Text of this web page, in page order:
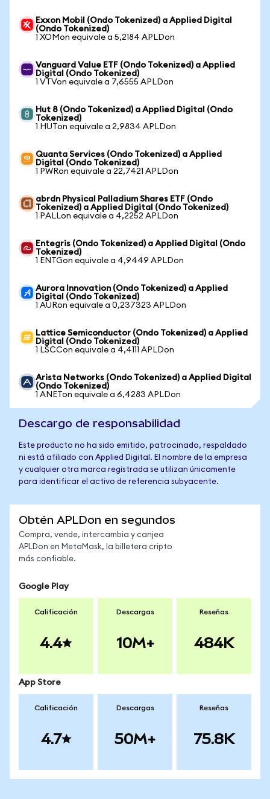
Exxon Mobil (Ondo Tokenized) a Applied Digital
(Ondo Tokenized)
1 XOMon equivale a 5,2184 APLDon
Vanguard Value ETF (Ondo Tokenized) a Applied
Digital (Ondo Tokenized)
1 VTVon equivale a 7,6555 APLDon
Hut 8 (Ondo Tokenized) a Applied Digital (Ondo
Tokenized)
1 HUTon equivale a 2,9834 APLDon
Quanta Services (Ondo Tokenized) a Applied
Digital (Ondo Tokenized)
1 PWRon equivale a 22,7421 APLDon
abrdn Physical Palladium Shares ETF (Ondo
Tokenized) a Applied Digital (Ondo Tokenized)
1 PALLon equivale a 4,2252 APLDon
Entegris (Ondo Tokenized) a Applied Digital (Ondo
Tokenized)
1 ENTGon equivale a 4,9449 APLDon
Aurora Innovation (Ondo Tokenized) a Applied
Digital (Ondo Tokenized)
1 AURon equivale a 0,237323 APLDon
Lattice Semiconductor (Ondo Tokenized) a Applied
Digital (Ondo Tokenized)
1 LSCCon equivale a 4,4111 APLDon
Arista Networks (Ondo Tokenized) a Applied Digital
(Ondo Tokenized)
1 ANETon equivale a 6,4283 APLDon
Descargo de responsabilidad
Este producto no ha sido emitido, patrocinado, respaldado
ni está afiliado con Applied Digital. El nombre de la empresa
y cualquier otra marca registrada se utilizan únicamente
para identificar el activo de referencia subyacente.
Obtén APLDon en segundos
Compra, vende, intercambia y canjea
APLDon en MetaMask, la billetera cripto
más confiable.
Google Play
Calificación
4.4
Descargas
10M+
Reseñas
484K
App Store
Calificación
4.7
Descargas
50M+
Reseñas
75.8K